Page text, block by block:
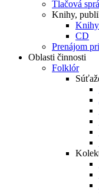
Tlačová
Knihy,
CD
Prenájom
Oblasti činnosti
Folklór